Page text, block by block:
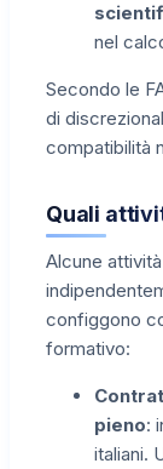
nel
Secondo le
di
compatibilità
Quali
Alcune
configgono
formativo:
pieno:
italiani.